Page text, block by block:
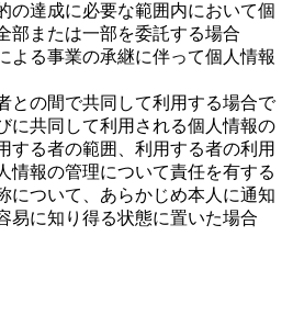
の達成に必要な範囲内において個
部または一部を委託する場合
よる事業の承継に伴って個人情報
との間で共同して利用する場合で
に共同して利用される個人情報の
する者の範囲、利用する者の利用
情報の管理について責任を有する
について、あらかじめ本人に通知
易に知り得る状態に置いた場合